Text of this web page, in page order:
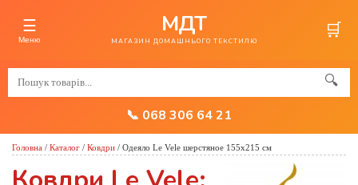
☰
Меню
МДТ
МАГАЗИН ДОМАШНЬОГО ТЕКСТИЛЮ 🛒
🔍
📞 068 306 64 21
Головна / Каталог / Ковдри / Одеяло Le Vele шерстяное 155x215 см